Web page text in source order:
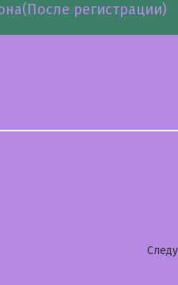
регистрации)